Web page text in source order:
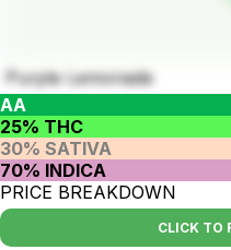
Purple Lemonade
AA
25% THC
30% SATIVA
70% INDICA
PRICE BREAKDOWN
CLICK TO